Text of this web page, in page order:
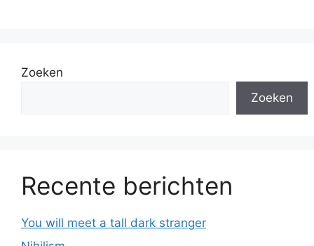
Zoeken
Zoeken
Recente berichten
You will meet a tall dark stranger